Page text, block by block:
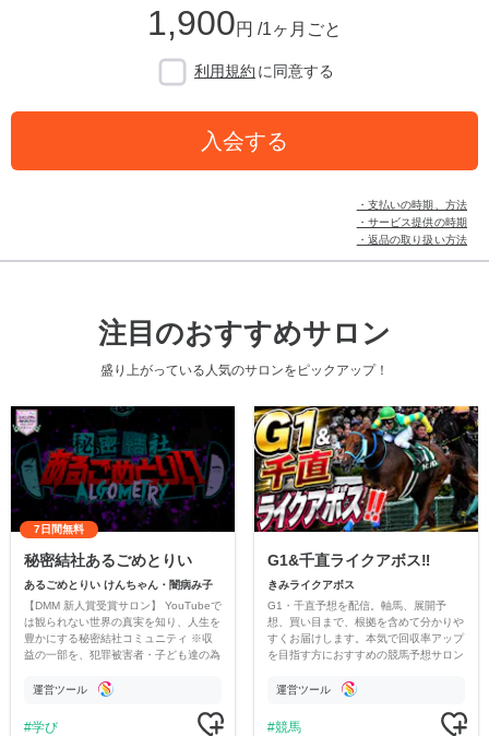
1,900円 /1ヶ月ごと
利用規約 に同意する
入会する
・支払いの時期、方法
・サービス提供の時期
・返品の取り扱い方法
注目のおすすめサロン
盛り上がっている人気のサロンをピックアップ！
7日間無料
秘密結社あるごめとりい
あるごめとりい けんちゃん・闇病み子
【DMM 新人賞受賞サロン】 YouTubeで
は観られない世界の真実を知り、人生を
豊かにする秘密結社コミュニティ ※収
益の一部を、犯罪被害者・子ども達の為
す運営ツール
学び
G1&千直ライクアボス‼️
きみライクアボス
G1・千直予想を配信。軸馬、展開予
想、買い目まで、根拠を含めて分かりや
すくお届けします。本気で回収率アップ
を目指す方におすすめの競馬予想サロン
運営ツール
競馬